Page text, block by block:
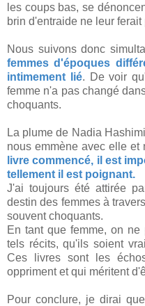
les coups bas, se
brin d'entraide ne leur ferait
Nous suivons donc
femmes d'époques
intimement lié. De voir
femme n'a pas changé
choquants.
La plume de Nadia
nous emmène avec elle et
livre commencé, il est
tellement il est poignant.
J'ai toujours été attirée
destin des femmes à
souvent choquants.
En tant que femme, on
tels récits, qu'ils soient
Ces livres sont les
oppriment et qui méritent
Pour conclure, je dirai